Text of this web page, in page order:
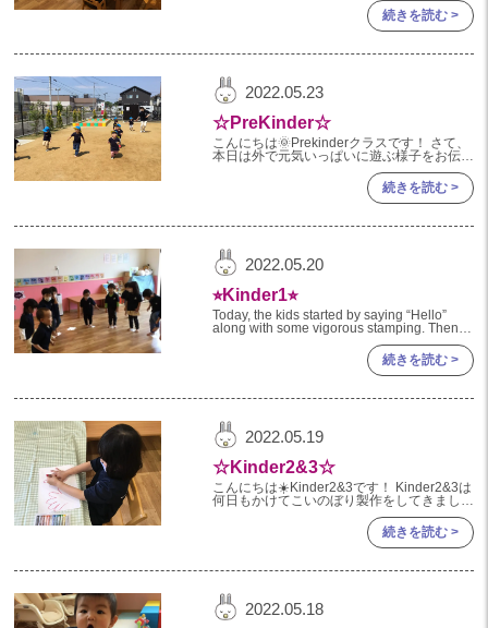
2023年 05月(20)
2023年 04月(20)
2023年 03月(22)
2023年 02月(19)
2023年 01月(18)
2022年 11月(20)
2022年 10月(20)
2022年 09月(20)
2022年 07月(19)
2022年 06月(22)
2022年 05月(19)
2022年 04月(20)
2022年 03月(4)
せてくれるようになったNurseryさん☺️
続きを読む >
2022.05.23
☆PreKinder☆
こんにちは🌞Prekinderクラスです！ さて、
本日は外で元気いっぱいに遊ぶ様子をお伝え
もたちは砂場から倉庫まで「ヨーイドン！」
続きを読む >
2022.05.20
⭐︎Kinder1⭐︎
Today, the kids started by saying “Hello”
along with some vigorous stamping. Then,
続きを読む >
2022.05.19
☆Kinder2&3☆
こんにちは☀️Kinder2&3です！ Kinder2&3は
何日もかけてこいのぼり製作をしてきました
☺️今日はその様子をご紹介しますね♪ まずは
じめに一人ひとりクレヨンで自続きを読む >
2022.05.18